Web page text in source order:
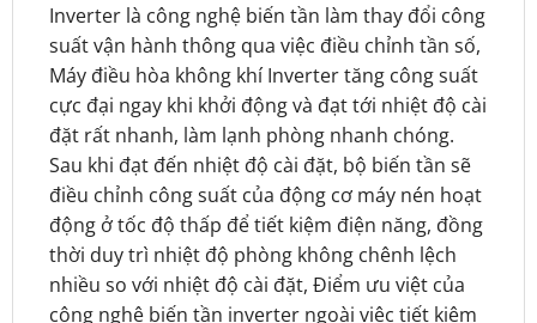
Inverter là công nghệ biến tần làm thay đổi công
suất vận hành thông qua việc điều chỉnh tần số,
Máy điều hòa không khí Inverter tăng công suất
cực đại ngay khi khởi động và đạt tới nhiệt độ cài
đặt rất nhanh, làm lạnh phòng nhanh chóng.
Sau khi đạt đến nhiệt độ cài đặt, bộ biến tần sẽ
điều chỉnh công suất của động cơ máy nén hoạt
động ở tốc độ thấp để tiết kiệm điện năng, đồng
thời duy trì nhiệt độ phòng không chênh lệch
nhiều so với nhiệt độ cài đặt, Điểm ưu việt của
công nghệ biến tần inverter ngoài việc tiết kiệm